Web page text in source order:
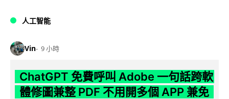
人工智能
Vin 9 小時
ChatGPT 免費呼叫 Adobe 一句話跨軟
體修圖兼整 PDF 不用開多個 APP 兼免